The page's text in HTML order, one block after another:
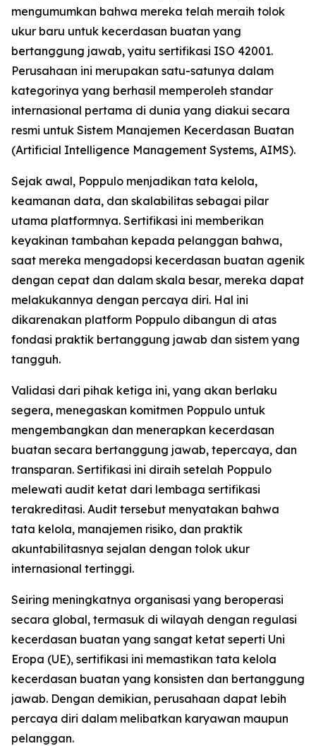
mengumumkan bahwa mereka telah meraih tolok
ukur baru untuk kecerdasan buatan yang
bertanggung jawab, yaitu sertifikasi ISO 42001.
Perusahaan ini merupakan satu-satunya dalam
kategorinya yang berhasil memperoleh standar
internasional pertama di dunia yang diakui secara
resmi untuk Sistem Manajemen Kecerdasan Buatan
(Artificial Intelligence Management Systems, AIMS).
Sejak awal, Poppulo menjadikan tata kelola,
keamanan data, dan skalabilitas sebagai pilar
utama platformnya. Sertifikasi ini memberikan
keyakinan tambahan kepada pelanggan bahwa,
saat mereka mengadopsi kecerdasan buatan agenik
dengan cepat dan dalam skala besar, mereka dapat
melakukannya dengan percaya diri. Hal ini
dikarenakan platform Poppulo dibangun di atas
fondasi praktik bertanggung jawab dan sistem yang
tangguh.
Validasi dari pihak ketiga ini, yang akan berlaku
segera, menegaskan komitmen Poppulo untuk
mengembangkan dan menerapkan kecerdasan
buatan secara bertanggung jawab, tepercaya, dan
transparan. Sertifikasi ini diraih setelah Poppulo
melewati audit ketat dari lembaga sertifikasi
terakreditasi. Audit tersebut menyatakan bahwa
tata kelola, manajemen risiko, dan praktik
akuntabilitasnya sejalan dengan tolok ukur
internasional tertinggi.
Seiring meningkatnya organisasi yang beroperasi
secara global, termasuk di wilayah dengan regulasi
kecerdasan buatan yang sangat ketat seperti Uni
Eropa (UE), sertifikasi ini memastikan tata kelola
kecerdasan buatan yang konsisten dan bertanggung
jawab. Dengan demikian, perusahaan dapat lebih
percaya diri dalam melibatkan karyawan maupun
pelanggan.